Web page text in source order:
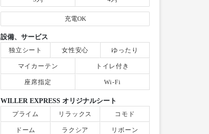
充電OK
設備、サービス
独立シート
女性安心 ゆったり
マイカーテン トイレ付き
座席指定 Wi-Fi
WILLER EXPRESS オリジナルシート
プライム
リラックス コモド
ドーム ラクシア リボーン